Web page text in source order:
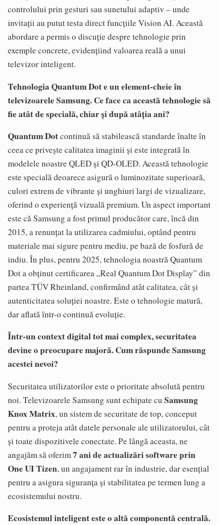
controlului prin gesturi sau sunetului adaptiv – unde
invitații au putut testa direct funcțiile Vision AI. Această
abordare a permis o discuție despre tehnologie prin
exemple concrete, evidențiind valoarea reală a unui
televizor inteligent.
Tehnologia Quantum Dot e un element-cheie în
televizoarele Samsung. Ce face ca această tehnologie să
fie atât de specială, chiar și după atâția ani?
Quantum Dotcontinuă să stabilească standarde înalte în
ceea ce privește calitatea imaginii și este integrată în
modelele noastre QLED și QD-OLED. Această tehnologie
este specială deoarece asigură o luminozitate superioară,
culori extrem de vibrante și unghiuri largi de vizualizare,
oferind o experiență vizuală premium. Un aspect important
este că Samsung a fost primul producător care, încă din
2015, a renunțat la utilizarea cadmiului, optând pentru
materiale mai sigure pentru mediu, pe bază de fosfură de
indiu. În plus, pentru 2025, tehnologia noastră Quantum
Dot a obținut certificarea „Real Quantum Dot Display” din
partea TÜV Rheinland, confirmând atât calitatea, cât și
autenticitatea soluției noastre. Este o tehnologie matură,
dar aflată într-o continuă evoluție.
Într-un context digital tot mai complex, securitatea
devine o preocupare majoră. Cum răspunde Samsung
acestei nevoi?
Securitatea utilizatorilor este o prioritate absolută pentru
noi. Televizoarele Samsung sunt echipate cu Samsung
Knox Matrix, un sistem de securitate de top, conceput
pentru a proteja atât datele personale ale utilizatorului, cât
și toate dispozitivele conectate. Pe lângă aceasta, ne
angajăm să oferim7 ani de actualizări software prin
One UI Tizen, un angajament rar în industrie, dar esențial
pentru a asigura siguranța și stabilitatea pe termen lung a
ecosistemului nostru.
Ecosistemul inteligent este o altă componentă centrală.